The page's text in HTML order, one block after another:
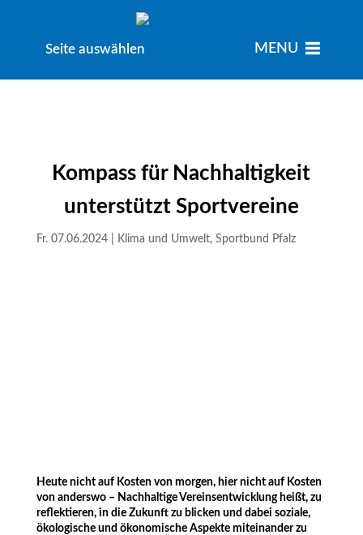
Seite auswählen MENU
Kompass für Nachhaltigkeit
unterstützt Sportvereine
Fr. 07.06.2024| Klima und Umwelt, Sportbund Pfalz
Heute nicht auf Kosten von morgen, hier nicht auf Kosten
von anderswo – Nachhaltige Vereinsentwicklung heißt, zu
reflektieren, in die Zukunft zu blicken und dabei soziale,
ökologische und ökonomische Aspekte miteinander zu